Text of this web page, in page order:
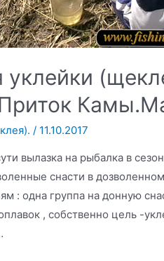
уклейки
/ 11.10.2017
вылазка на рыбалка в
снасти в
: одна группа на донную
, собственно цель -